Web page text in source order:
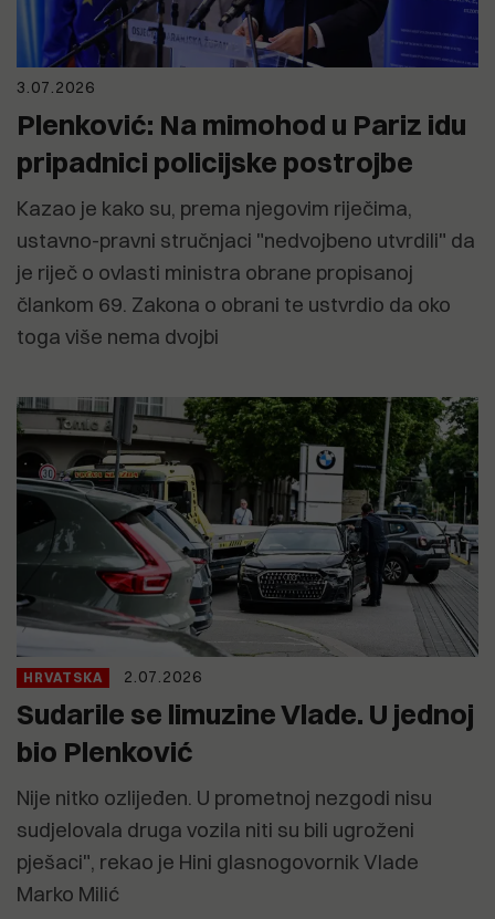
3.07.2026
Plenković: Na mimohod u Pariz idu
pripadnici policijske postrojbe
Kazao je kako su, prema njegovim riječima,
ustavno-pravni stručnjaci "nedvojbeno utvrdili" da
je riječ o ovlasti ministra obrane propisanoj
člankom 69. Zakona o obrani te ustvrdio da oko
toga više nema dvojbi
HRVATSKA 2.07.2026
Sudarile se limuzine Vlade. U jednoj
bio Plenković
Nije nitko ozlijeđen. U prometnoj nezgodi nisu
sudjelovala druga vozila niti su bili ugroženi
pješaci", rekao je Hini glasnogovornik Vlade
Marko Milić